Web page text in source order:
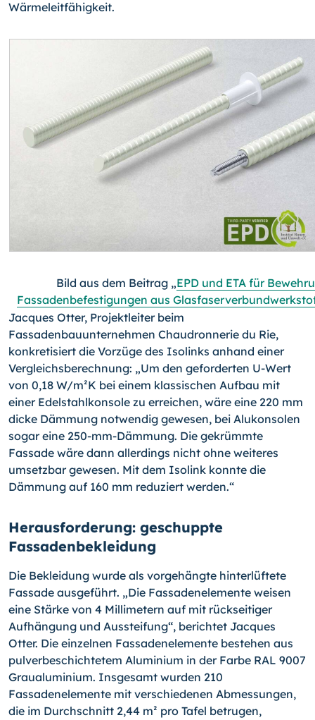
Wärmeleitfähigkeit.
Bild aus dem Beitrag „EPD und ETA für
Fassadenbefestigungen aus
Jacques Otter, Projektleiter beim
Fassadenbauunternehmen Chaudronnerie du Rie,
konkretisiert die Vorzüge des Isolinks anhand einer
Vergleichsberechnung: „Um den geforderten U-Wert
von 0,18 W/m²K bei einem klassischen Aufbau mit
einer Edelstahlkonsole zu erreichen, wäre eine 220 mm
dicke Dämmung notwendig gewesen, bei Alukonsolen
sogar eine 250-mm-Dämmung. Die gekrümmte
Fassade wäre dann allerdings nicht ohne weiteres
umsetzbar gewesen. Mit dem Isolink konnte die
Dämmung auf 160 mm reduziert werden.“
Herausforderung: geschuppte
Fassadenbekleidung
Die Bekleidung wurde als vorgehängte hinterlüftete
Fassade ausgeführt. „Die Fassadenelemente weisen
eine Stärke von 4 Millimetern auf mit rückseitiger
Aufhängung und Aussteifung“, berichtet Jacques
Otter. Die einzelnen Fassadenelemente bestehen aus
pulverbeschichtetem Aluminium in der Farbe RAL 9007
Graualuminium. Insgesamt wurden 210
Fassadenelemente mit verschiedenen Abmessungen,
die im Durchschnitt 2,44 m² pro Tafel betrugen,